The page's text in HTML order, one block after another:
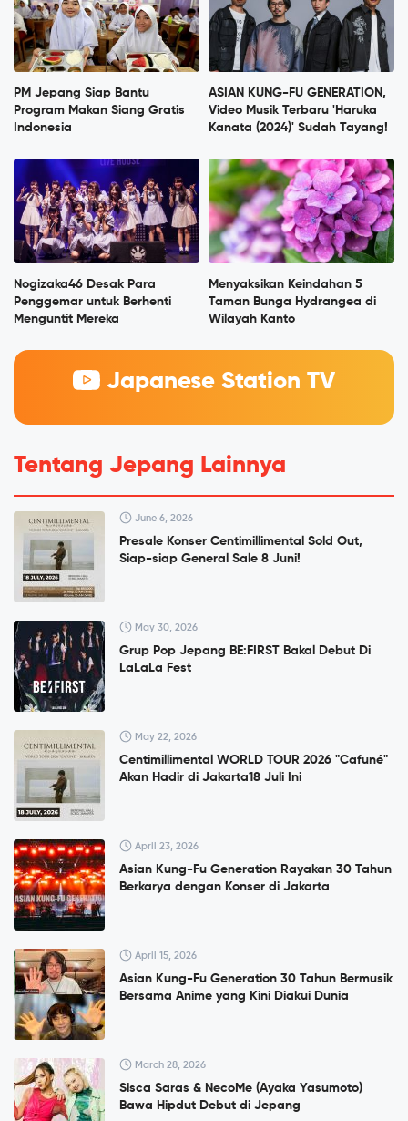
PM Jepang Siap Bantu
Program Makan Siang Gratis
Indonesia
ASIAN KUNG-FU GENERATION,
Video Musik Terbaru 'Haruka
Kanata (2024)' Sudah Tayang!
Nogizaka46 Desak Para
Penggemar untuk Berhenti
Menguntit Mereka
Menyaksikan Keindahan 5
Taman Bunga Hydrangea di
Wilayah Kanto
Japanese Station TV
Tentang Jepang Lainnya
June 6, 2026
Presale Konser Centimillimental Sold Out,
Siap-siap General Sale 8 Juni!
May 30, 2026
Grup Pop Jepang BE:FIRST Bakal Debut Di
LaLaLa Fest
May 22, 2026
Centimillimental WORLD TOUR 2026 "Cafuné"
Akan Hadir di Jakarta18 Juli Ini
April 23, 2026
Asian Kung-Fu Generation Rayakan 30 Tahun
Berkarya dengan Konser di Jakarta
April 15, 2026
Asian Kung-Fu Generation 30 Tahun Bermusik
Bersama Anime yang Kini Diakui Dunia
March 28, 2026
Sisca Saras & NecoMe (Ayaka Yasumoto)
Bawa Hipdut Debut di Jepang